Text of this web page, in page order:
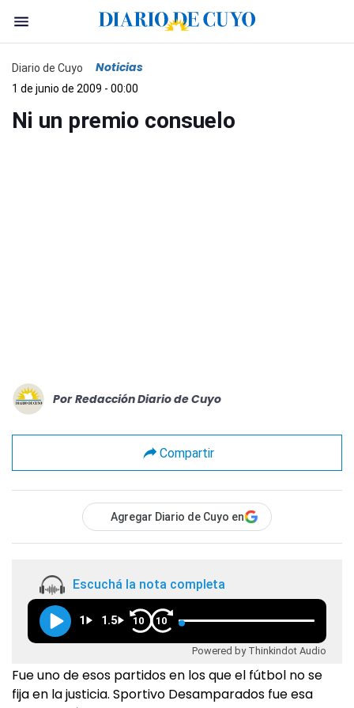
Diario de Cuyo Noticias
1 de junio de 2009 - 00:00
Ni un premio consuelo
Por Redacción Diario de Cuyo
Compartir
Agregar Diario de Cuyo en
Escuchá la nota completa
1 1.5 10 10
Powered by Thinkindot Audio
Fue uno de esos partidos en los que el fútbol no se
fija en la justicia. Sportivo Desamparados fue esa